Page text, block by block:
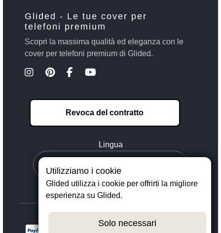
Glided - Le tue cover per
telefoni premium
Scopri la massima qualità ed eleganza con le
cover per telefoni premium di Glided.
Revoca del contratto
Lingua
Utilizziamo i cookie
Glided utilizza i cookie per offrirti la migliore
esperienza su Glided.
Solo necessari